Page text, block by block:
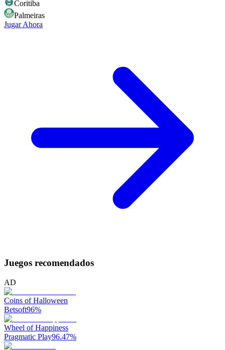
Coritiba
Palmeiras
Jugar Ahora
Juegos recomendados
AD
Coins of Halloween
Betsoft96%
Wheel of Happiness
Pragmatic Play96.47%